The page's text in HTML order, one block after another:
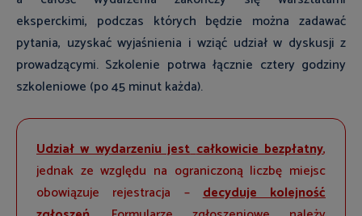
eksperckimi, podczas których będzie można zadawać
pytania, uzyskać wyjaśnienia i wziąć udział w dyskusji z
prowadzącymi. Szkolenie potrwa łącznie cztery godziny
szkoleniowe (po 45 minut każda).
Udział w wydarzeniu jest całkowicie bezpłatny,
jednak ze względu na ograniczoną liczbę miejsc
obowiązuje rejestracja –decyduje kolejność